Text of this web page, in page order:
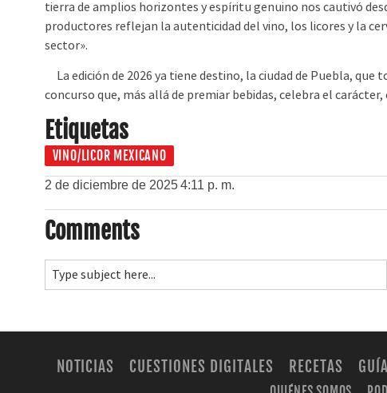
tierra de amplios horizontes y espíritu genuino nos cautivó
productores reflejan la autenticidad del vino, los licores y la
sector».
La edición de 2026 ya tiene destino, la ciudad de Puebla,
concurso que, más allá de premiar bebidas, celebra el
Etiquetas
VINO/LICOR MEXICANO
2 de diciembre de 20254:11 p. m.
Comments
NOTICIAS CUESTIONES DIGITALES RECETAS